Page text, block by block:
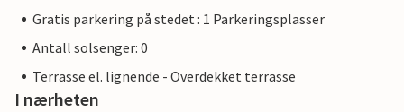
Gratis parkering på stedet : 1 Parkeringsplasser
Antall solsenger: 0
Terrasse el. lignende - Overdekket terrasse
I nærheten